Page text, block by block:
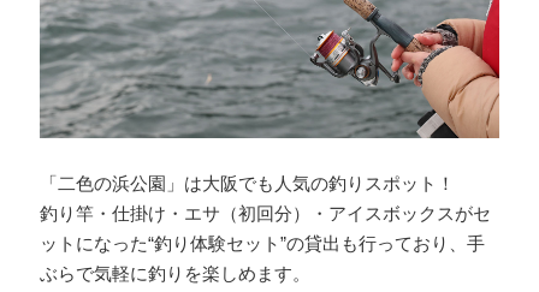
「二色の浜公園」は大阪でも人気の釣りスポット！
釣り竿・仕掛け・エサ（初回分）・アイスボックスがセ
ットになった“釣り体験セット”の貸出も行っており、手
ぶらで気軽に釣りを楽しめます。